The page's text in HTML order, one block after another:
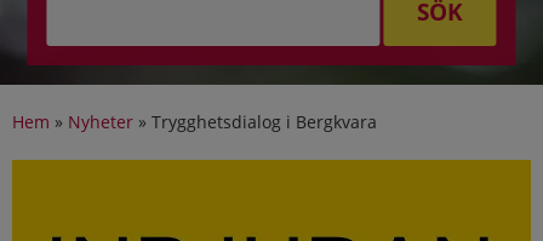
SÖK
Hem » Nyheter » Trygghetsdialog i Bergkvara